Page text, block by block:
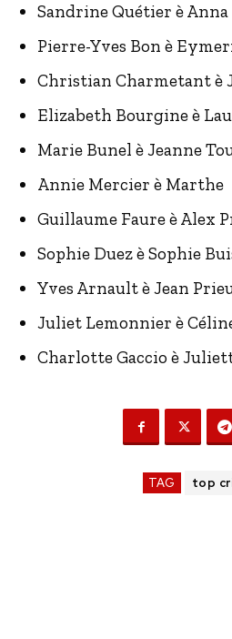
Sandrine Quétier è Anna
Pierre-Yves Bon è
Christian Charmetant è
Elizabeth Bourgine è
Marie Bunel è Jeanne
Annie Mercier è Marthe
Guillaume Faure è Alex
Sophie Duez è Sophie
Yves Arnault è Jean
Juliet Lemonnier è
Charlotte Gaccio è
TAG top